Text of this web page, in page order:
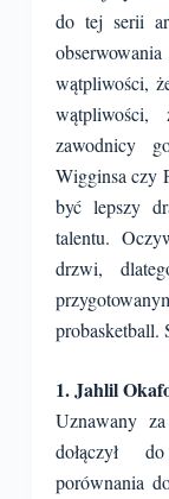
do tej serii
wątpliwości,
zawodnicy
Wigginsa czy
być lepszy
talentu.
drzwi,
probasketball.
1. Jahlil
Uznawany
dołączył
porównania